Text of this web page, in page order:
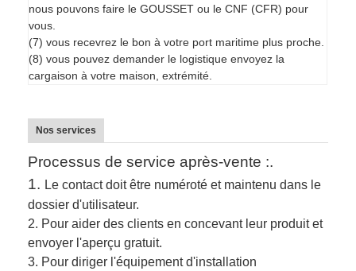
nous pouvons faire le GOUSSET ou le CNF (CFR) pour
vous.
(7) vous recevrez le bon à votre port maritime plus proche.
(8) vous pouvez demander le logistique envoyez la
cargaison à votre maison, extrémité.
Nos services
Processus de service après-vente :.
1. Le contact doit être numéroté et maintenu dans le
dossier d'utilisateur.
2. Pour aider des clients en concevant leur produit et
envoyer l'aperçu gratuit.
3. Pour diriger l'équipement d'installation